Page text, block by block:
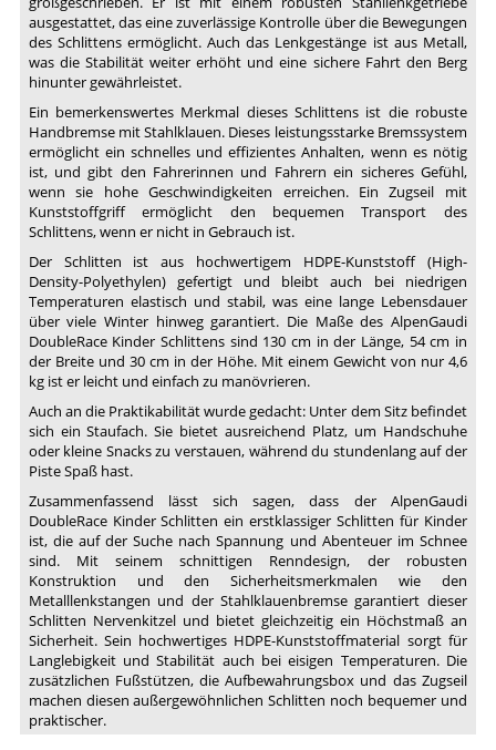
ausgestattet, das eine zuverlässige Kontrolle über die Bewegungen
des Schlittens ermöglicht. Auch das Lenkgestänge ist aus Metall,
was die Stabilität weiter erhöht und eine sichere Fahrt den Berg
hinunter gewährleistet.
Ein bemerkenswertes Merkmal dieses Schlittens ist die robuste
Handbremse mit Stahlklauen. Dieses leistungsstarke Bremssystem
ermöglicht ein schnelles und effizientes Anhalten, wenn es nötig
ist, und gibt den Fahrerinnen und Fahrern ein sicheres Gefühl,
wenn sie hohe Geschwindigkeiten erreichen. Ein Zugseil mit
Kunststoffgriff ermöglicht den bequemen Transport des
Schlittens, wenn er nicht in Gebrauch ist.
Der Schlitten ist aus hochwertigem HDPE-Kunststoff (High-
Density-Polyethylen) gefertigt und bleibt auch bei niedrigen
Temperaturen elastisch und stabil, was eine lange Lebensdauer
über viele Winter hinweg garantiert. Die Maße des AlpenGaudi
DoubleRace Kinder Schlittens sind 130 cm in der Länge, 54 cm in
der Breite und 30 cm in der Höhe. Mit einem Gewicht von nur 4,6
kg ist er leicht und einfach zu manövrieren.
Auch an die Praktikabilität wurde gedacht: Unter dem Sitz befindet
sich ein Staufach. Sie bietet ausreichend Platz, um Handschuhe
oder kleine Snacks zu verstauen, während du stundenlang auf der
Piste Spaß hast.
Zusammenfassend lässt sich sagen, dass der AlpenGaudi
DoubleRace Kinder Schlitten ein erstklassiger Schlitten für Kinder
ist, die auf der Suche nach Spannung und Abenteuer im Schnee
sind. Mit seinem schnittigen Renndesign, der robusten
Konstruktion und den Sicherheitsmerkmalen wie den
Metalllenkstangen und der Stahlklauenbremse garantiert dieser
Schlitten Nervenkitzel und bietet gleichzeitig ein Höchstmaß an
Sicherheit. Sein hochwertiges HDPE-Kunststoffmaterial sorgt für
Langlebigkeit und Stabilität auch bei eisigen Temperaturen. Die
zusätzlichen Fußstützen, die Aufbewahrungsbox und das Zugseil
machen diesen außergewöhnlichen Schlitten noch bequemer und
praktischer.